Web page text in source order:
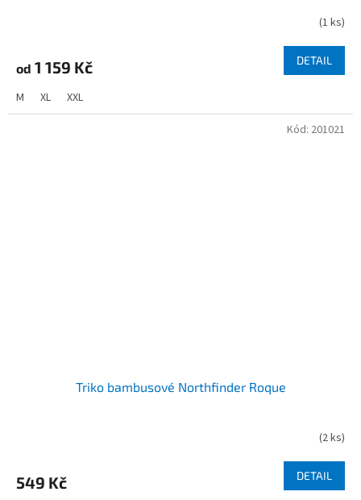
(1 ks)
od 1 159 Kč DETAIL
M XL XXL
Triko bambusové Northfinder Roque
(2 ks)
549 Kč DETAIL
Kód: 201021